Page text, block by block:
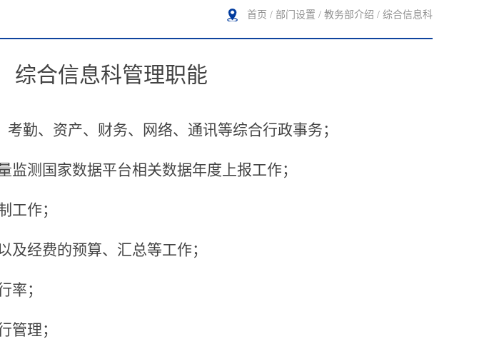
首页 / 部门设置 / 教务部介绍 / 综合信息科
综合信息科管理职能
勤、资产、财务、网络、通讯等综合行政事务；
监测国家数据平台相关数据年度上报工作；
工作；
及经费的预算、汇总等工作；
率；
管理；